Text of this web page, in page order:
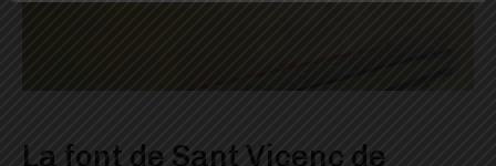
La font de Sant Vicenç de